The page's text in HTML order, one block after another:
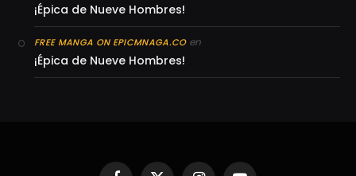
¡Épica de Nueve Hombres!
FREE MANGA ON EPICMNAGA.COen
¡Épica de Nueve Hombres!